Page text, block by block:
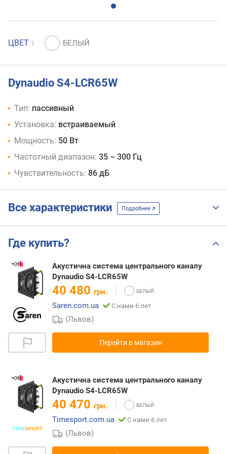
ЦВЕТ 1
Dynaudio S4-LCR65W
Тип: пассивный
Установка: встраиваемый
Мощность: 50 Вт
Частотный диапазон: 35 – 300 Гц
Чувствительность: 86 дБ
Все характеристики Подробнее
Где купить?
Акустична система центрального каналу
Dynaudio S4-LCR65W
40 480 грн.
Saren.com.ua
С нами 6 лет
(Львов)
Перейти в магазин
Акустична система центрального каналу
Dynaudio S4-LCR65W
40 470 грн.
Timesport.com.ua
С нами 6 лет
(Львов)